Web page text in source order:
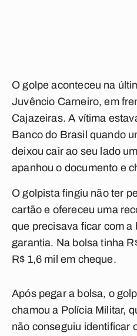
O golpe aconteceu na
Juvêncio Carneiro, em
Cajazeiras. A vítima
Banco do Brasil quando
deixou cair ao seu lado
apanhou o documento e
O golpista fingiu não ter
cartão e ofereceu uma
que precisava ficar com a
garantia. Na bolsa tinha
R$ 1,6 mil em cheque.
Após pegar a bolsa, o
chamou a Polícia Militar,
não conseguiu identificar